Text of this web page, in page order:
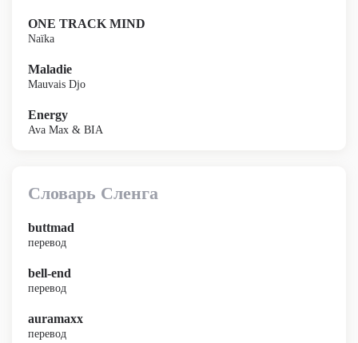
ONE TRACK MIND
Naïka
Maladie
Mauvais Djo
Energy
Ava Max & BIA
Словарь Сленга
buttmad
перевод
bell-end
перевод
auramaxx
перевод